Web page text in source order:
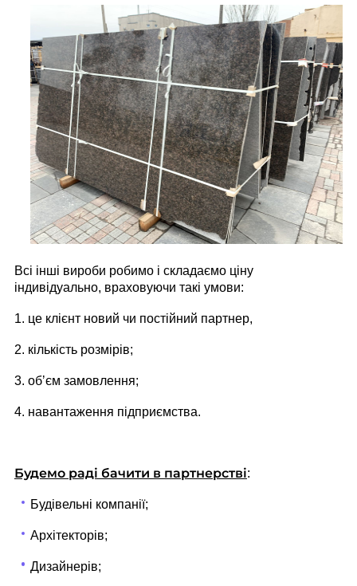
Всі інші вироби робимо і складаємо ціну
індивідуально, враховуючи такі умови:
1. це клієнт новий чи постійний партнер,
2. кількість розмірів;
3. обʼєм замовлення;
4. навантаження підприємства.
Будемо раді бачити в партнерстві:
Будівельні компанії;
Архітекторів;
Дизайнерів;